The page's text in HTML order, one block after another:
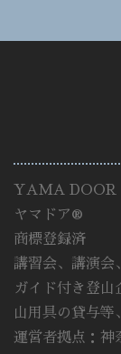
YAMA DOOR
ヤマドア®
商標登録済
講習会、講演会
ガイド付き登山
山用具の貸与等
運営者拠点：神